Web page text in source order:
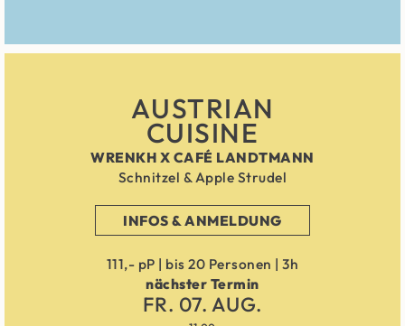
AUSTRIAN
CUISINE
WRENKH X CAFÉ LANDTMANN
Schnitzel & Apple Strudel
INFOS & ANMELDUNG
111,- pP | bis 20 Personen | 3h
nächster Termin
FR. 07. AUG.